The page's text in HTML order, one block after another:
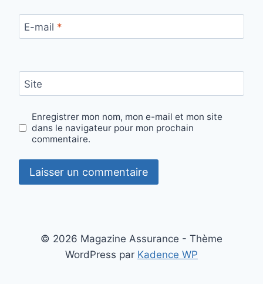
E-mail *
Site
Enregistrer mon nom, mon e-mail et mon site
dans le navigateur pour mon prochain
commentaire.
© 2026 Magazine Assurance - Thème
WordPress par Kadence WP